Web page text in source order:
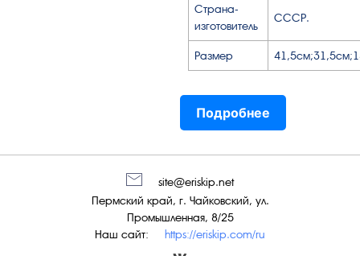
Страна-
изготовитель
СССР.
Размер
Подробнее
Наш сайт: https://eriskip.com/ru
Пермский край, г. Чайковский, ул.
Промышленная, 8/25
site@eriskip.net